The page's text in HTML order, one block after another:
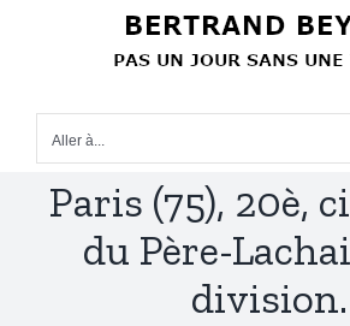
Aller à...
Paris (75), 20è,
du Père-
division.